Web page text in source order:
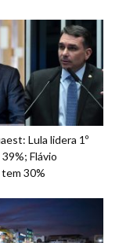
Lula lidera 1º
Flávio
30%